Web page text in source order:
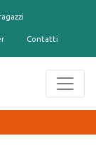
Contatti